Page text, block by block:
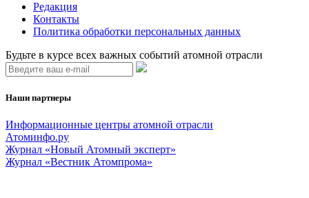
Редакция
Контакты
Политика обработки персональных данных
Будьте в курсе всех важных событий атомной отрасли
Наши партнеры
Информационные центры атомной отрасли
Атоминфо.ру
Журнал «Новый Атомный эксперт»
Журнал «Вестник Атомпрома»